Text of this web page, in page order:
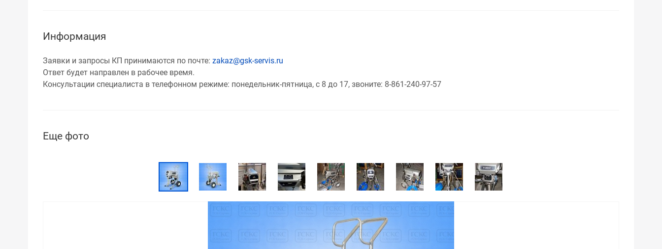
Информация
Заявки и запросы КП принимаются по почте: zakaz@gsk-servis.ru
Ответ будет направлен в рабочее время.
Консультации специалиста в телефонном режиме: понедельник-пятница, с 8 до 17, звоните: 8-861-240-97-57
Еще фото